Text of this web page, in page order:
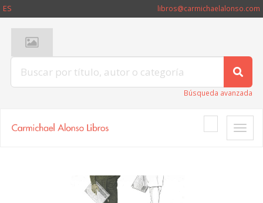
ES libros@carmichaelalonso.com
Búsqueda avanzada
Toggle